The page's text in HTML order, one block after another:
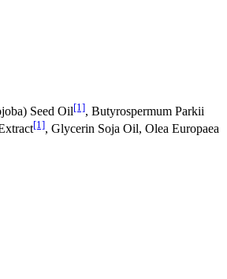
Seed Oil[1], Butyrospermum Parkii
[1], Glycerin Soja Oil, Olea Europaea